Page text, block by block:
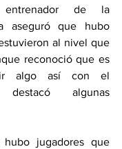
de la
aseguró que hubo
al nivel que
reconoció que es
algo así con el
algunas
jugadores que